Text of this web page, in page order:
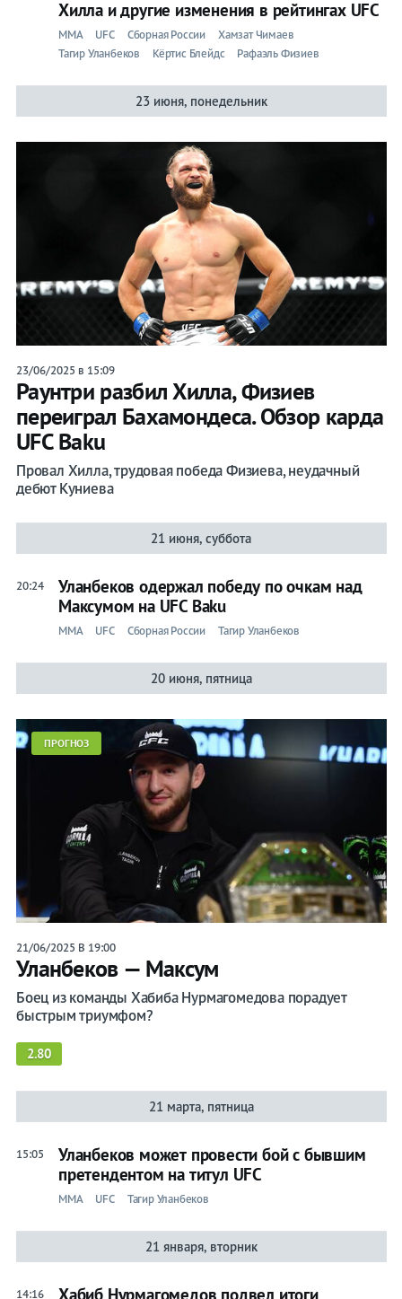
Хилла и другие изменения в рейтингах UFC
ММА UFC Сборная России
Хамзат Чимаев
Тагир Уланбеков
Кёртис Блейдс Рафаэль Физиев
23 июня, понедельник
23/06/2025 в 15:09
Раунтри разбил Хилла, Физиев
переиграл Бахамондеса. Обзор карда
UFC Baku
Провал Хилла, трудовая победа Физиева, неудачный
дебют Куниева
21 июня, суббота
20:24
Уланбеков одержал победу по очкам над
Максумом на UFC Baku
ММА UFC Сборная России Тагир Уланбеков
20 июня, пятница
ПРОГНОЗ
21/06/2025 В 19:00
Уланбеков — Максум
Боец из команды Хабиба Нурмагомедова порадует
быстрым триумфом?
2.80
21 марта, пятница
15:05
Уланбеков может провести бой с бывшим
претендентом на титул UFC
ММА UFC Тагир Уланбеков
21 января, вторник
14:16
Хабиб Нурмагомедов подвел итоги